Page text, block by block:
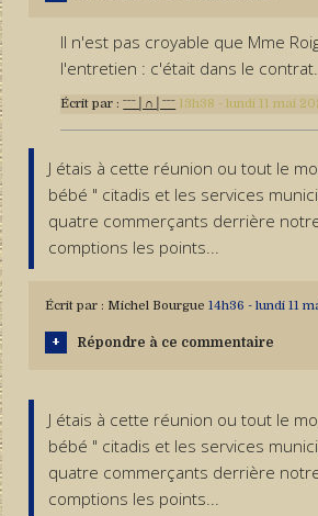
Il n'est pas croyable que Mme
l'entretien : c'était dans le contrat.
Écrit par :ˉˉˉ│∩│ˉˉˉ 13h38 -lundi 11 mai
J étais à cette réunion ou tout le
bébé " citadis et les services
quatre commerçants derrière
comptions les points...
Écrit par : Michel Bourgue 14h36 - lundi 11
Répondre à ce commentaire
J étais à cette réunion ou tout le
bébé " citadis et les services
quatre commerçants derrière
comptions les points...